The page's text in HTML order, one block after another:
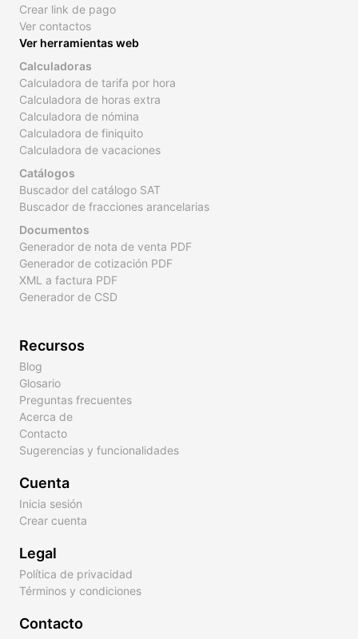
Crear link de pago
Ver contactos
Ver herramientas web
Calculadoras
Calculadora de tarifa por hora
Calculadora de horas extra
Calculadora de nómina
Calculadora de finiquito
Calculadora de vacaciones
Catálogos
Buscador del catálogo SAT
Buscador de fracciones arancelarias
Documentos
Generador de nota de venta PDF
Generador de cotización PDF
XML a factura PDF
Generador de CSD
Recursos
Blog
Glosario
Preguntas frecuentes
Acerca de
Contacto
Sugerencias y funcionalidades
Cuenta
Inicia sesión
Crear cuenta
Legal
Política de privacidad
Términos y condiciones
Contacto